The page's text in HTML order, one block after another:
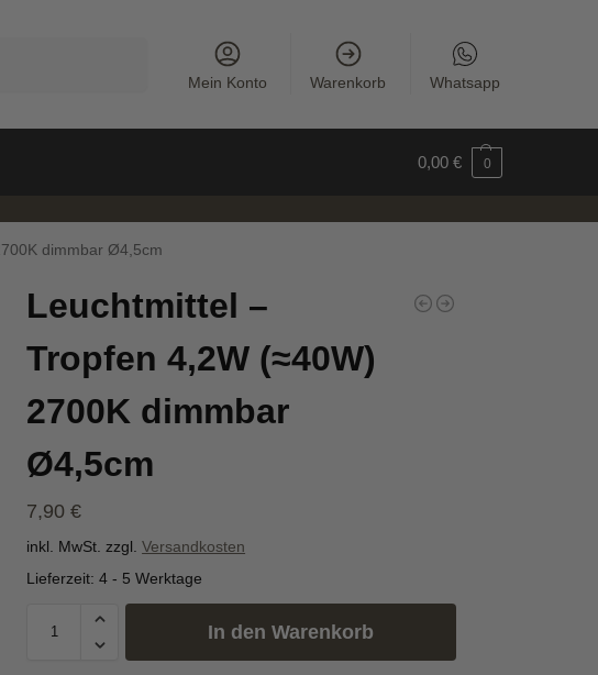
Mein Konto Warenkorb Whatsapp
0,00 € 0
dimmbar Ø4,5cm
Leuchtmittel –
Tropfen 4,2W (≈40W)
2700K dimmbar
Ø4,5cm
7,90€
inkl. MwSt. zzgl.Versandkosten
Lieferzeit:4 - 5 Werktage
In den Warenkorb